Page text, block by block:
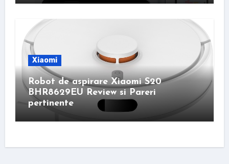
Xiaomi
Robot de aspirare Xiaomi S20
BHR8629EU Review si Pareri
pertinente